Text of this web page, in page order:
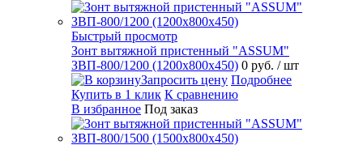
Быстрый просмотр
Зонт вытяжной пристенный "ASSUM"
ЗВП-800/1200 (1200х800х450) 0 руб. / шт
Запросить цену Подробнее
Купить в 1 клик К сравнению
В избранное Под заказ